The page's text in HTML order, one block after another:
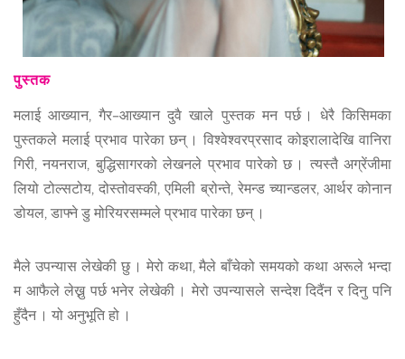
पुस्तक
मलाई आख्यान, गैर–आख्यान दुवै खाले पुस्तक मन पर्छ । धेरै किसिमका
पुस्तकले मलाई प्रभाव पारेका छन् । विश्वेश्वरप्रसाद कोइरालादेखि वानिरा
गिरी, नयनराज, बुद्धिसागरको लेखनले प्रभाव पारेको छ । त्यस्तै अग्रेंजीमा
लियो टोल्सटोय, दोस्तोवस्की, एमिली ब्रोन्ते, रेमन्ड च्यान्डलर, आर्थर कोनान
डोयल, डाफ्ने डु मोरियरसम्मले प्रभाव पारेका छन् ।
मैले उपन्यास लेखेकी छु । मेरो कथा, मैले बाँचेको समयको कथा अरूले भन्दा
म आफैले लेख्नु पर्छ भनेर लेखेकी । मेरो उपन्यासले सन्देश दिदैंन र दिनु पनि
हुँदैन । यो अनुभूति हो ।